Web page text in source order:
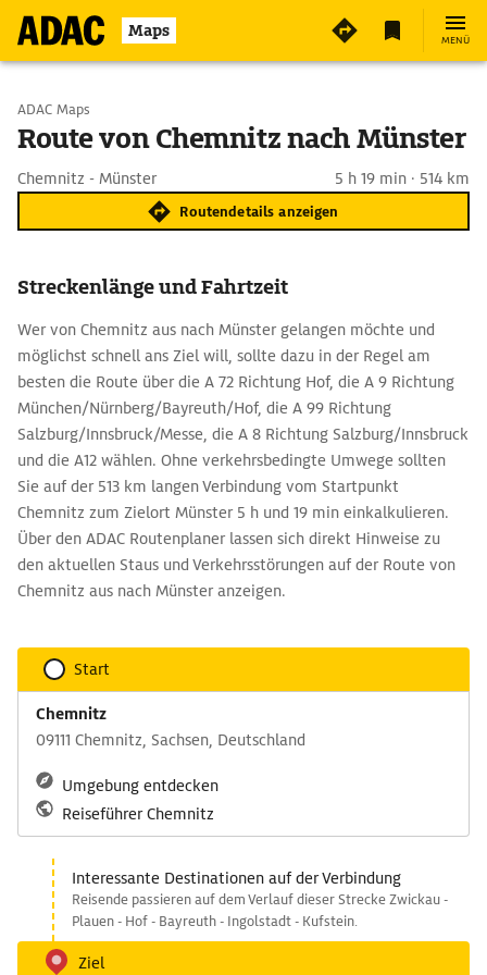
Maps MENÜ
Start wählen
ADAC Maps
Route von Chemnitz nach Münster
Chemnitz - Münster 5 h 19 min · 514 km
Routendetails anzeigen
Streckenlänge und Fahrtzeit
Wer von Chemnitz aus nach Münster gelangen möchte und
möglichst schnell ans Ziel will, sollte dazu in der Regel am
besten die Route über die A 72 Richtung Hof, die A 9 Richtung
München/Nürnberg/Bayreuth/Hof, die A 99 Richtung
Salzburg/Innsbruck/Messe, die A 8 Richtung Salzburg/Innsbruck
und die A12 wählen. Ohne verkehrsbedingte Umwege sollten
Sie auf der 513 km langen Verbindung vom Startpunkt
Chemnitz zum Zielort Münster 5 h und 19 min einkalkulieren.
Über den ADAC Routenplaner lassen sich direkt Hinweise zu
den aktuellen Staus und Verkehrsstörungen auf der Route von
Chemnitz aus nach Münster anzeigen.
Start
Chemnitz
09111 Chemnitz, Sachsen, Deutschland
Umgebung entdecken
Reiseführer Chemnitz
Interessante Destinationen auf der Verbindung
Reisende passieren auf dem Verlauf dieser Strecke Zwickau -
Plauen - Hof - Bayreuth - Ingolstadt - Kufstein.
Ziel